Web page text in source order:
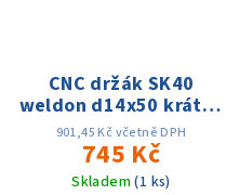
CNC držák SK40
weldon d14x50 krátký
DIN69871 AD
901,45 Kč včetně DPH
745 Kč
Skladem(1 ks)